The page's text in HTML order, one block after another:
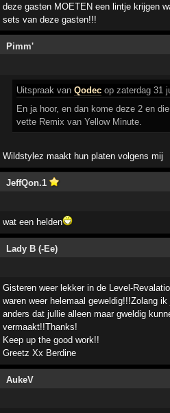
deze gasten MOETEN een lintje krijgen
sets van deze gasten!!!
Pimm'
Uitspraak vanQodec op zaterdag 31
En ja hoor, en dan kome deze 2 en
vette Remix van Yellow Minute.
Wildstylez maakt hun platen volgens mij
JeffQon.1
wat een helden
Lady B (-Ee)
Gisteren weer lekker in de Level-
waren weer helemaal geweldig!!!Zolang
anders dat jullie alleen maar gweldig
vermaakt!!Thanks!
Keep up the good work!!
Greetz Xx Berdine
AukeV